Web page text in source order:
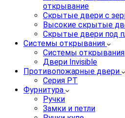
открывание
Скрытые двери с
Высокие скрытые
Скрытые двери под
Системы открывания
Системы открывания
Двери Invisible
Противопожарные двери
Серия PT
Фурнитура
Ручки
Замки и петли